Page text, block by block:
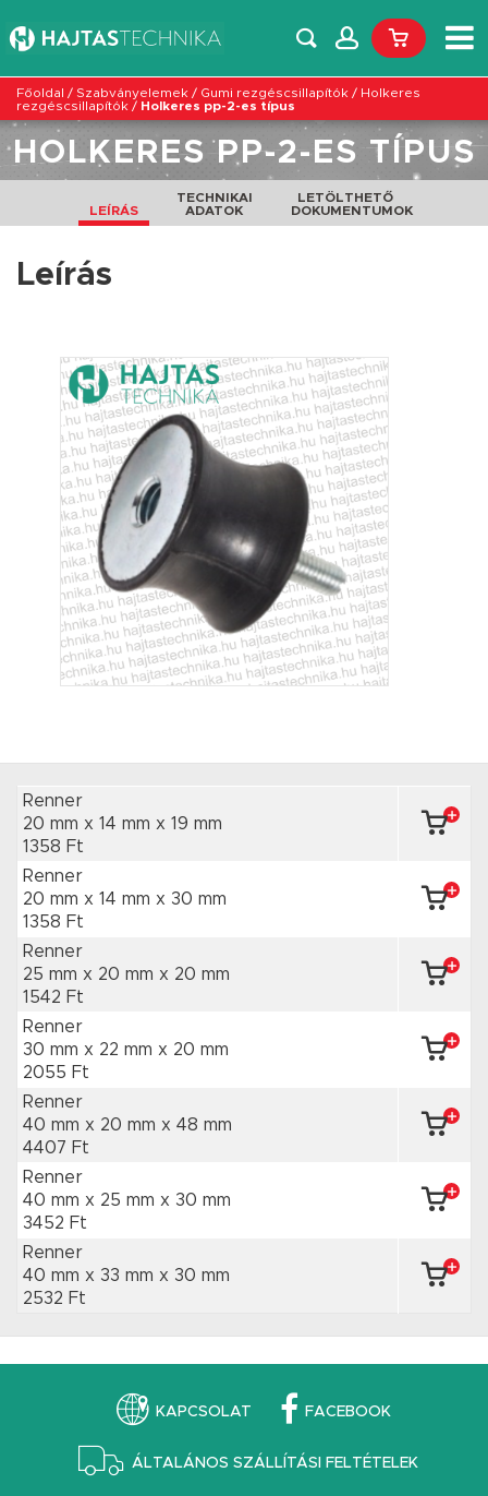
Főoldal / Szabványelemek / Gumi rezgéscsillapítók / Holkeres
rezgéscsillapítók / Holkeres pp-2-es típus
HOLKERES PP-2-ES TÍPUS
LEÍRÁS
TECHNIKAI
ADATOK
LETÖLTHETŐ
DOKUMENTUMOK
Leírás
Renner
20 mm x 14 mm x 19 mm
1358 Ft
Renner
20 mm x 14 mm x 30 mm
1358 Ft
Renner
25 mm x 20 mm x 20 mm
1542 Ft
Renner
30 mm x 22 mm x 20 mm
2055 Ft
Renner
40 mm x 20 mm x 48 mm
4407 Ft
Renner
40 mm x 25 mm x 30 mm
3452 Ft
Renner
40 mm x 33 mm x 30 mm
2532 Ft
KAPCSOLAT FACEBOOK
ÁLTALÁNOS SZÁLLÍTÁSI FELTÉTELEK